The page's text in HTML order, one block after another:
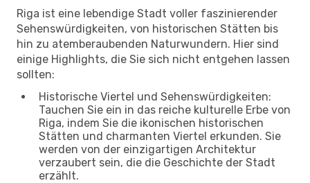
Riga ist eine lebendige Stadt voller faszinierender
Sehenswürdigkeiten, von historischen Stätten bis
hin zu atemberaubenden Naturwundern. Hier sind
einige Highlights, die Sie sich nicht entgehen lassen
sollten:
Historische Viertel und Sehenswürdigkeiten:
Tauchen Sie ein in das reiche kulturelle Erbe von
Riga, indem Sie die ikonischen historischen
Stätten und charmanten Viertel erkunden. Sie
werden von der einzigartigen Architektur
verzaubert sein, die die Geschichte der Stadt
erzählt.